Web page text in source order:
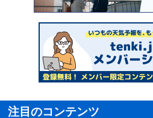
注目のコンテンツ